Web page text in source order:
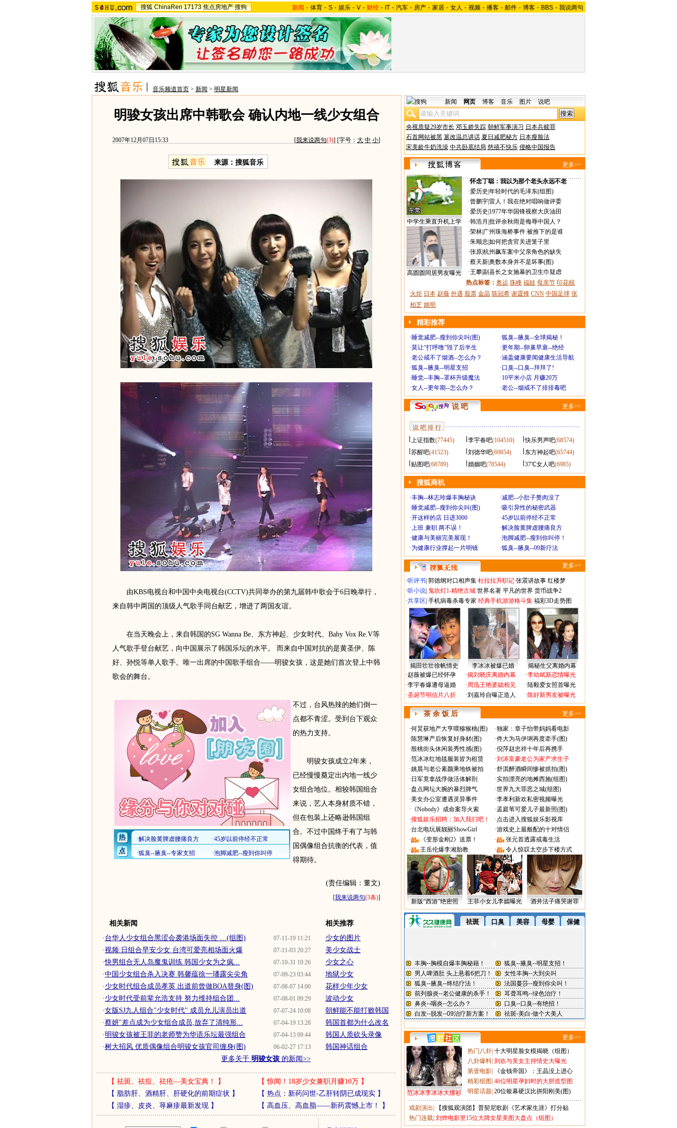
搜狐 ChinaRen 17173 焦点房地产 搜狗 新闻 - 体育 - S - 娱乐 - V - 财经 - IT - 汽车 - 房产 - 家居 - 女人 - 视频 - 播客 - 邮件 - 博客 - BBS - 我说两句
音乐频道首页 > 新闻 > 明星新闻
明骏女孩出席中韩歌会 确认内地一线少女组合
2007年12月07日15:33 [我来说两句(3)] [字号： 大 中 小]
来源：搜狐音乐
由KBS电视台和中国中央电视台(CCTV)共同举办的第九届韩中歌会于6日晚举行，
来自韩中两国的顶级人气歌手同台献艺，增进了两国友谊。
在当天晚会上，来自韩国的SG Wanna Be、东方神起、少女时代、Baby Vox Re.V等
人气歌手登台献艺，向中国展示了韩国乐坛的水平。 而来自中国对抗的是黄圣伊、陈
好、孙悦等单人歌手。唯一出席的中国歌手组合——明骏女孩，这是她们首次登上中韩
歌会的舞台。
不过，台风热辣的她们倒一
点都不青涩。受到台下观众
的热力支持。
明骏女孩成立2年来，
已经慢慢奠定出内地一线少
女组合地位。相较韩国组合
来说，艺人本身材质不错，
但在包装上还略逊韩国组
合。不过中国终于有了与韩
国偶像组合抗衡的代表，值
得期待。
(责任编辑：董文)
[我来说两句(3条)]
相关新闻
07-11-19 11:21
· 台华人少女组合黑涩会袭港场面失控 …(组图)
07-11-03 20:27
·视频:日组合早安少女 台湾可爱亮相场面火爆
07-10-31 10:26
·快男组合无人岛魔鬼训练 韩国少女为之疯...
07-09-23 03:44
·中国少女组合杀入决赛 韩馨蕴徐一璠露尖尖角
07-08-07 14:00
· 少女时代组合成员孝英 出道前曾做BOA替身(图)
07-08-01 09:29
· 少女时代受前辈允浩支持 努力维持组合团...
07-07-24 10:08
·女版SJ九人组合"少女时代" 成员允儿演员出道
07-04-19 13:28
·蔡妍"差点成为少女组合成员,放弃了清纯形...
07-04-13 09:44
· 明骏女孩被王菲的老师赞为华语乐坛最强组合
06-02-27 17:13
·树大招风 优质偶像组合明骏女孩官司缠身(图)
更多关于 明骏女孩 的新闻>>
相关推荐
少女的图片
美少女战士
少女之心
地狱少女
花样少年少女
波动少女
朝鲜能不能打败韩国
韩国首都为什么改名
韩国人质砍头录像
韩国神话组合
【 祛斑、祛痘、祛疮—美女宝典！ 】 【惊闻！18岁少女兼职月赚10万】
【 脂肪肝、酒精肝、肝硬化的前期症状 】 【 热点：新药问世-乙肝转阴已成现实】
【 湿疹、皮炎、荨麻疹最新发现】 【 高血压、高血脂——新药震憾上市！ 】
新闻 网页 博客 音乐 图片 说吧
央视质疑29岁市长 邓玉娇失踪 朝鲜军事演习 日本兵赎罪
石首网站被黑 篡改温总讲话 夏日减肥秘方 日本瘦脸法
宋美龄牛奶洗澡 中共卧底结局 慈禧不快乐 侵略中国报告
更多>>
中学生乘直升机上学
高圆圆同居男友曝光
·怀念丁聪：我以为那个老头永远不老
·爱历史 年轻时代的毛泽东(组图)
·曾鹏宇|雷人！我在绝对唱响做评委
·爱历史 1977年华国锋视察大庆油田
·韩浩月 批评余秋雨是侮辱中国人？
·荣林| 广州珠海桥事件:被推下的是谁
·朱顺忠 如何把贪官关进笼子里
·张原|杭州飙车案中父亲角色的缺失
·蔡天新|奥数本身并不是坏事(图)
·王攀|副县长之女施暴的卫生巾疑虑
热点标签： 奥运 珠峰 福娃 母亲节 印花税
火炬 日本 赵薇 外遇 股票 金晶 陈冠希 谢霆锋 CNN 中国足球 张
柏芝 姚明
精彩推荐
·睡觉减肥--瘦到你尖叫(图) ·狐臭--腋臭--全球揭秘！
·莫让“打呼噜”毁了后半生 ·更年期--卵巢早衰--绝经
·老公戒不了烟酒--怎么办？ ·涵盖健康要闻健康生活导航
·狐臭--腋臭--明星支招 ·口臭--口臭--拜拜了!
·睡觉--丰胸--罩杯升级魔法 ·10平米小店 月赚20万
·女人--更年期--怎么办？ ·老公--烟戒不了排排毒吧
说 吧 更多>>
说 吧 排 行
上证指数(77445) 李宇春吧(104510) 快乐男声吧(68574)
苏醒吧(41523) 刘德华吧(69854) 东方神起吧(65744)
贴图吧(68789) 婚姻吧(78544) 37℃女人吧(6985)
搜狐商机
·丰胸--林志玲爆丰胸秘诀 ·减肥--小肚子赘肉没了
·睡觉减肥--瘦到你尖叫(图) ·吸引异性的秘密武器
·开这样的店 日进3000 ·45岁以前停经不正常
·上班 兼职 两不误！ ·解决脸黄脾虚腰痛良方
·健康与美丽完美展现！ ·泡脚减肥--瘦到你叫停！
·为健康行业撑起一片明镜 ·狐臭--腋臭--09新疗法
更多>>
·听评书 郭德纲对口相声集 杜拉拉升职记 张震讲故事 红楼梦
·听小说 鬼吹灯1-精绝古城 世界名著 平凡的世界 货币战争2
·共享区 手机病毒杀毒专家 经典手机游游格斗集 福彩3D走势图
揭田壮壮徐帆情史 李冰冰被爆已婚
揭秘生父离婚内幕
·赵薇被爆已经怀孕
·李宇春爆遭母逼婚
·圣诞节明信片八折
·揭刘晓庆离婚内幕
·周迅王艳婆媳相见
·刘嘉玲自曝正造人
·李幼斌新恋情曝光
·陆毅爱女照首曝光
·陈好新男友被曝光
茶 余 饭 后 更多>>
·何炅获地产大亨喂猕猴桃(图) ·独家：章子怡带妈妈看电影
·陈慧琳产后恢复好身材(图) ·佟大为马伊琍再度牵手(图)
·殷桃街头休闲装秀性感(图) ·倪萍赵忠祥十年后再携手
·范冰冰红地毯服装皆为租赁 ·刘涛富豪老公为家产求生子
·姚晨与老公素颜乘地铁被拍 ·舒淇醉酒瞬间惨被抓拍(图)
· 日军竟拿战俘做活体解剖 ·实拍漂亮的地摊西施(组图)
·盘点网坛大腕的暴烈脾气 ·世界九大罪恶之城(组图)
·美女办公室遭遇灵异事件 ·李孝利新欢私密视频曝光
· 《Nobody》成命案导火索 ·孟庭苇可爱儿子最新照(图)
·搜狐娱乐招聘：加入我们吧！ ·点击进入搜狐娱乐影视库
·台北电玩展靓丽ShowGirl ·游戏史上最般配的十对情侣
·
《变形金刚2》送票！ ·
张元首透露戒毒生活
·
王岳伦爆李湘胎教 · 令人惊叹太空步下楼方式
新版“西游”绝密照 王菲小女儿李嫣曝光 酒井法子痛哭谢罪
更多>>
范冰冰李冰冰大撞衫
热门八卦 十大明星脸女模揭晓（组图）
八卦爆料 刘欢与美女主持情史大曝光
第壹电影
《金钱帝国》：王晶没上进心
精彩组图 46位明星孕妇时的大胆造型图
明星话题 20位银幕硬汉比拼阳刚美(图)
戏剧演出
【搜狐观演团】普契尼歌剧《艺术家生涯》打分贴
热门连载 刘烨电影里15位大牌女星美图大盘点（组图）